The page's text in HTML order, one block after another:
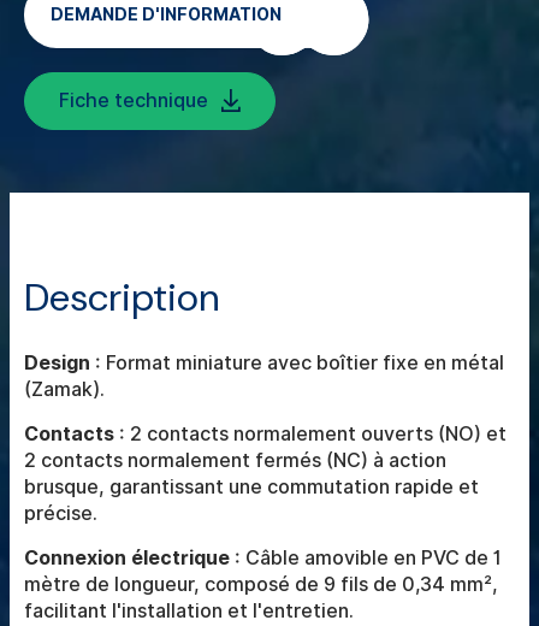
DEMANDE D'INFORMATION
Fiche technique
Description
Design : Format miniature avec boîtier fixe en métal
(Zamak).
Contacts : 2 contacts normalement ouverts (NO) et
2 contacts normalement fermés (NC) à action
brusque, garantissant une commutation rapide et
précise.
Connexion électrique : Câble amovible en PVC de 1
mètre de longueur, composé de 9 fils de 0,34 mm²,
facilitant l'installation et l'entretien.